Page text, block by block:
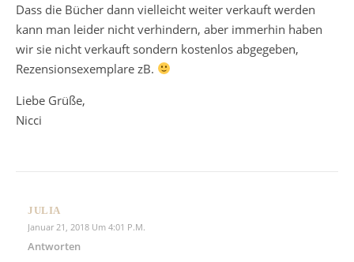
Dass die Bücher dann vielleicht weiter verkauft werden
kann man leider nicht verhindern, aber immerhin haben
wir sie nicht verkauft sondern kostenlos abgegeben,
Rezensionsexemplare zB.
Liebe Grüße,
Nicci
JULIA
Januar 21, 2018 Um 4:01 P.m.
Antworten